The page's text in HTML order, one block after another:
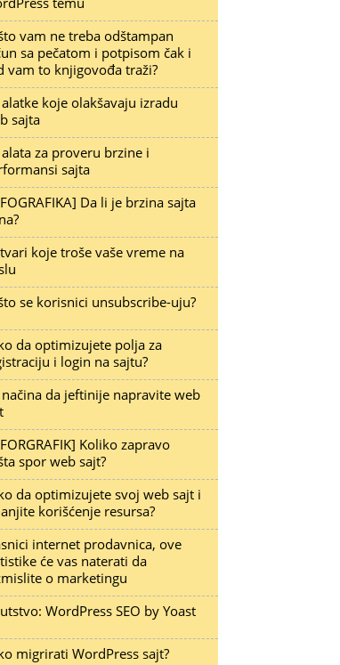
vam ne treba odštampan
sa pečatom i potpisom čak i
vam to knjigovođa traži?
koje olakšavaju izradu
sajta
za proveru brzine i
sajta
Da li je brzina sajta
koje troše vaše vreme na
se korisnici unsubscribe-uju?
da optimizujete polja za
i login na sajtu?
da jeftinije napravite web
Koliko zapravo
spor web sajt?
da optimizujete svoj web sajt i
korišćenje resursa?
internet prodavnica, ove
će vas naterati da
o marketingu
WordPress SEO by Yoast
migrirati WordPress sajt?